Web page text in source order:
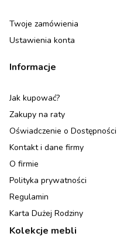
Twoje zamówienia
Ustawienia konta
Informacje
Jak kupować?
Zakupy na raty
Oświadczenie o Dostępności
Kontakt i dane firmy
O firmie
Polityka prywatności
Regulamin
Karta Dużej Rodziny
Kolekcje mebli